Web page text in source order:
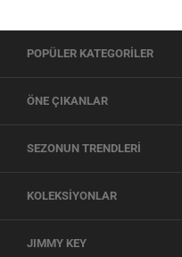
POPÜLER KATEGORİLER
ÖNE ÇIKANLAR
SEZONUN TRENDLERİ
KOLEKSİYONLAR
JIMMY KEY